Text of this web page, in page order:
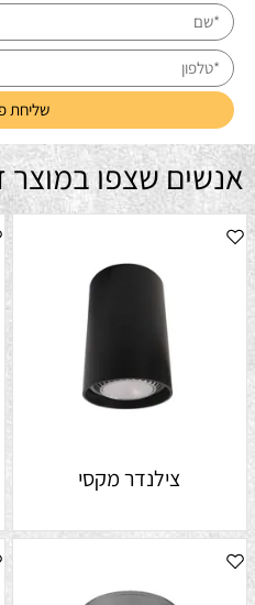
אנשים שצפו במוצר
צילנדר מקסי